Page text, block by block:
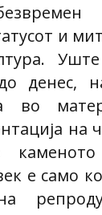
и
денес,
во
на
е само